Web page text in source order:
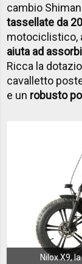
cambio
tassellate da
motociclistico,
aiuta ad
Ricca la
cavalletto
e un robusto
Nilox X9,